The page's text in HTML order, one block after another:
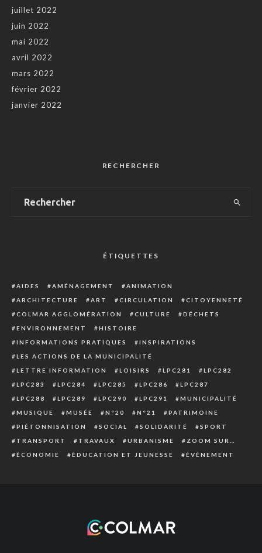
juillet 2022
juin 2022
mai 2022
avril 2022
mars 2022
février 2022
janvier 2022
RECHERCHER
ÉTIQUETTES
AIDES AMÉNAGEMENT
ANIMATION
ARCHITECTURE
ART CIRCULATION
CITOYENNETÉ
COLMAR AGGLOMÉRATION
CULTURE
DÉCHETS
ENVIRONNEMENT
HISTOIRE
INFORMATIONS PRATIQUES
INSPIRATIONS
LES ACTIONS DE LA MUNICIPALITÉ
LETTRE INFORMATION
LOISIRS LPC281
LPC282
LPC283
LPC284 LPC285 LPC286
LPC287
LPC288
LPC289 LPC290 LPC291
MUNICIPALITÉ
MUSIQUE
MUSÉE N°20 N°21
PATRIMOINE
PIÉTONNISATION
SOCIAL SOLIDARITÉ
SPORT
TRANSPORT
TRAVAUX URBANISME
ZOOM SUR…
ÉCONOMIE
ÉDUCATION ET JEUNESSE ÉVÈNEMENT